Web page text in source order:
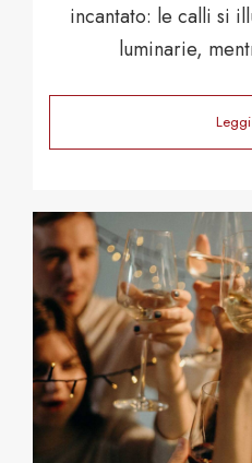
incantato: le calli si
luminarie,